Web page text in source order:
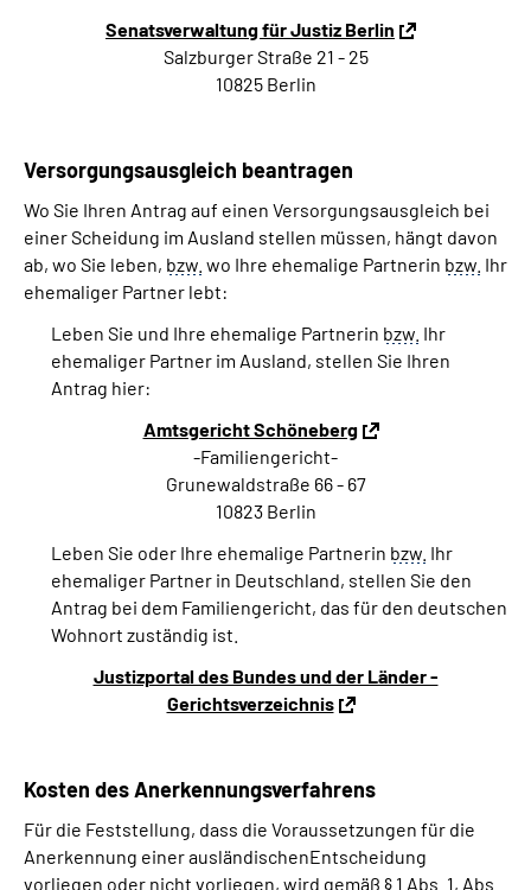
Senatsverwaltung für Justiz Berlin
Salzburger Straße 21 - 25
10825 Berlin
Versorgungsausgleich beantragen
Wo Sie Ihren Antrag auf einen Versorgungsausgleich bei
einer Scheidung im Ausland stellen müssen, hängt davon
ab, wo Sie leben, bzw. wo Ihre ehemalige Partnerin bzw. Ihr
ehemaliger Partner lebt:
Leben Sie und Ihre ehemalige Partnerin bzw. Ihr
ehemaliger Partner im Ausland, stellen Sie Ihren
Antrag hier:
Amtsgericht Schöneberg
-Familiengericht-
Grunewaldstraße 66 - 67
10823 Berlin
Leben Sie oder Ihre ehemalige Partnerin bzw. Ihr
ehemaliger Partner in Deutschland, stellen Sie den
Antrag bei dem Familiengericht, das für den deutschen
Wohnort zuständig ist.
Justizportal des Bundes und der Länder -
Gerichtsverzeichnis
Kosten des Anerkennungsverfahrens
Für die Feststellung, dass die Voraussetzungen für die
Anerkennung einer ausländischenEntscheidung
vorliegen oder nicht vorliegen, wird gemäß § 1 Abs. 1, Abs.